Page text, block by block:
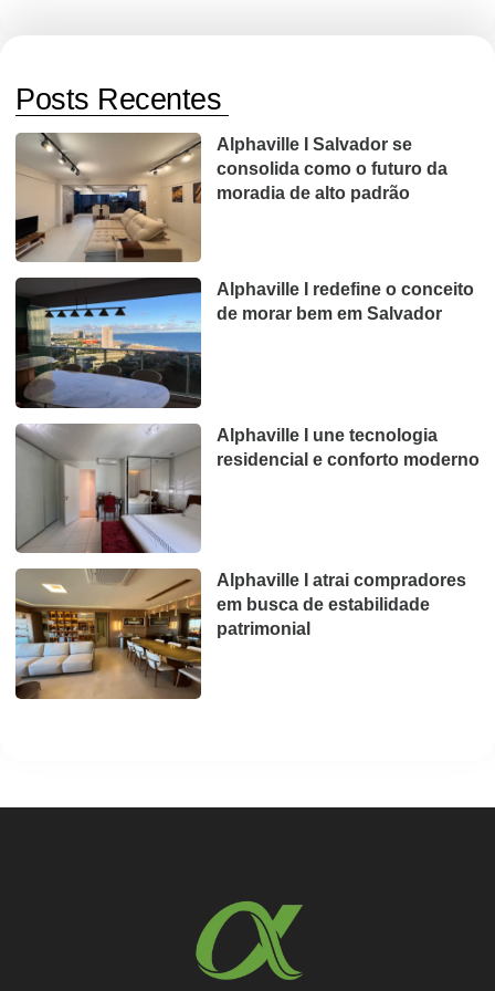
Posts Recentes
Alphaville I Salvador se
consolida como o futuro da
moradia de alto padrão
Alphaville I redefine o conceito
de morar bem em Salvador
Alphaville I une tecnologia
residencial e conforto moderno
Alphaville I atrai compradores
em busca de estabilidade
patrimonial